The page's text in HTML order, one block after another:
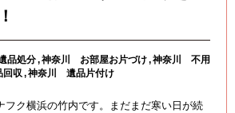
品処分 神奈川 お部屋お片づけ 神奈川 不用
収 神奈川 遺品片付け
フク横浜の竹内です。まだまだ寒い日が続